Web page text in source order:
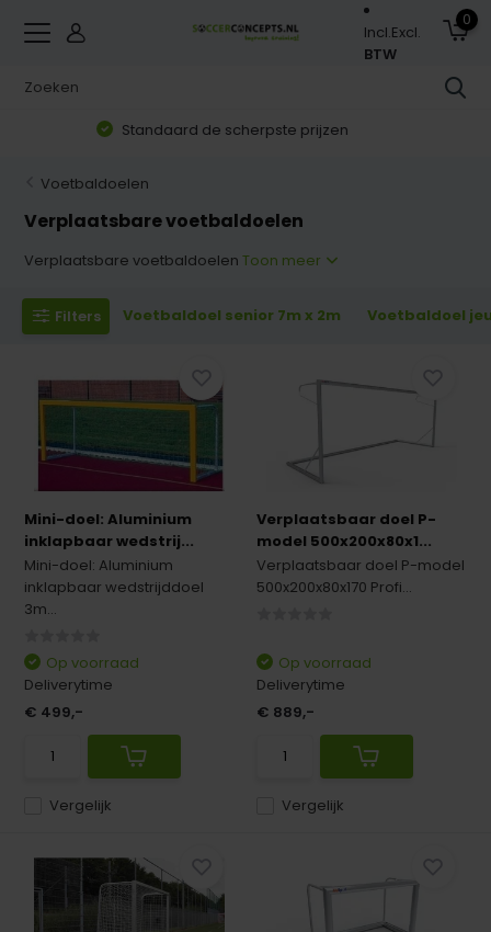
Incl.Excl.
BTW
0
Zorgvuldig geselecteerd assortiment
Voetbaldoelen
Verplaatsbare voetbaldoelen
Verplaatsbare voetbaldoelenToon meer
Filters Voetbaldoel senior 7m x 2m Voetbaldoel
Mini-doel: Aluminium
inklapbaar wedstrij...
Mini-doel: Aluminium
inklapbaar wedstrijddoel
3m...
Vergelijk
Op voorraad
Deliverytime
€ 499,-
Verplaatsbaar doel P-
model 500x200x80x1...
Verplaatsbaar doel P-model
500x200x80x170 Profi...
Vergelijk
Op voorraad
Deliverytime
€ 889,-